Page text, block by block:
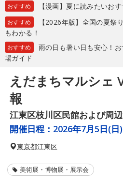
おすすめ 【漫画】夏に読みたいお
おすすめ
【2026年版】全国の夏祭
もわかる！
おすすめ
雨の日も暑い日も安心！
場ガイド
えだまちマルシェ
報
江東区枝川区民館および周
開催日程： 2026年7月5日(日)
東京都江東区
美術展・博物展・展示会